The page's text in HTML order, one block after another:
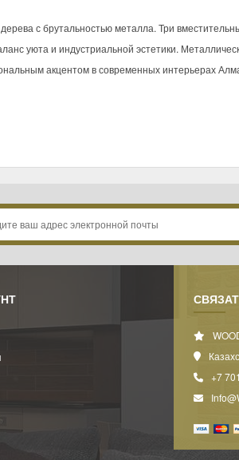
с брутальностью металла. Три
уюта и индустриальной эстетики.
акцентом в современных интерьерах
+7